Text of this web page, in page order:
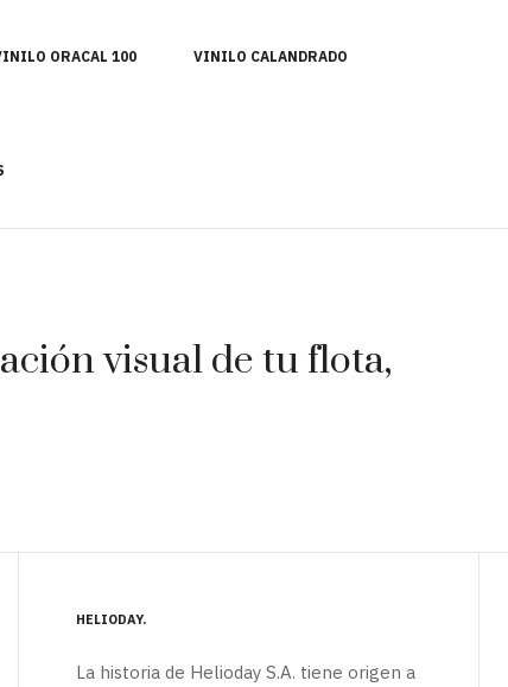
ORACAL 100 VINILO CALANDRADO
visual de tu flota,
HELIODAY
La historia de Helioday S.A. tiene origen a